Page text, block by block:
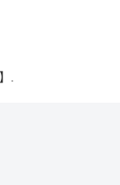
.